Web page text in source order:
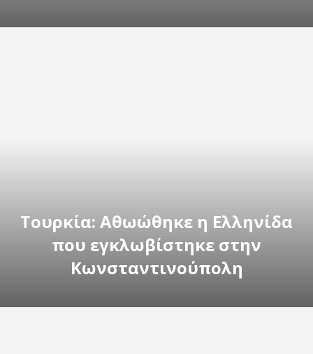
Τουρκία: Αθωώθηκε η Ελληνίδα
που εγκλωβίστηκε στην
Κωνσταντινούπολη